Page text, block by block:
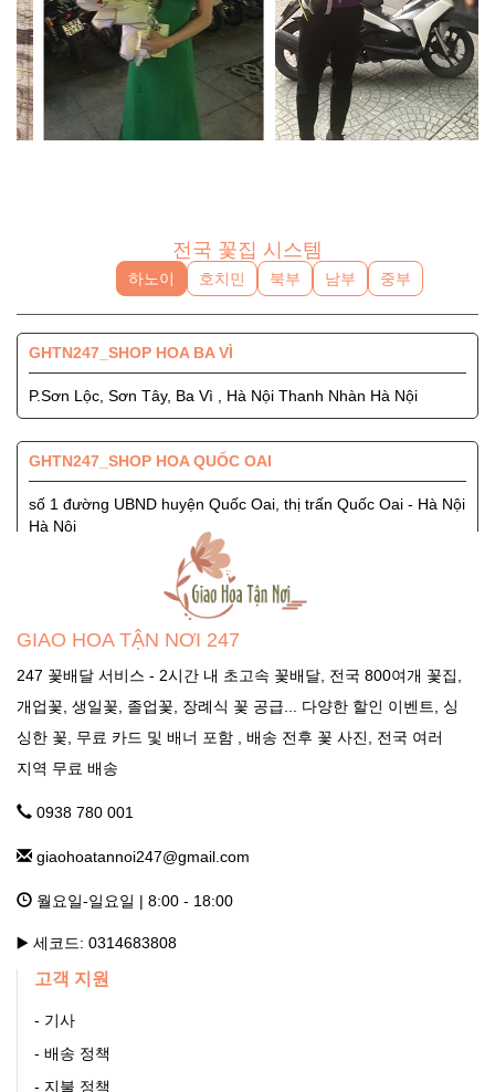
GIAO HOA TẬN NƠI 247
247 꽃배달 서비스 - 2시간 내 초고속 꽃배달, 전국 800여개 꽃집,
개업꽃, 생일꽃, 졸업꽃, 장례식 꽃 공급... 다양한 할인 이벤트, 싱
싱한 꽃, 무료 카드 및 배너 포함 , 배송 전후 꽃 사진, 전국 여러
지역 무료 배송
0938 780 001
giaohoatannoi247@gmail.com
월요일-일요일 | 8:00 - 18:00
▶️ 세코드: 0314683808
고객 지원
- 기사
- 배송 정책
- 지불 정책
전국 꽃집 시스템
하노이 호치민 북부 남부 중부
GHTN247_SHOP HOA BA VÌ
P.Sơn Lộc, Sơn Tây, Ba Vì , Hà Nội Thanh Nhàn Hà Nội
GHTN247_SHOP HOA QUỐC OAI
số 1 đường UBND huyện Quốc Oai, thị trấn Quốc Oai - Hà Nội
Hà Nội
GHTN247_SHOP HOA SÓC SƠN
Quốc Lộ 3, Xã Phù Lỗ, Huyện Sóc Sơn, Thành Phố Hà Nội
Tỉnh Lộ 84, TT. Liên Quan, Thạch Thất, Hà Nội Hà Nội
GHTN247_SHOP HOA THƯỜNG TÍN
292 Phố Ga, thị trấn Thường Tín (ngã 3 Thường Tín) - Hà Nội